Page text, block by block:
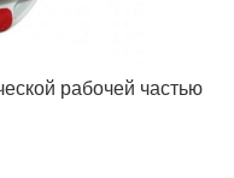
рабочей частью